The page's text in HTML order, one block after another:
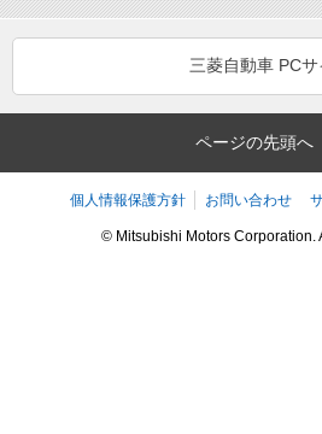
三菱自動車 PCサ
ページの先頭へ
個人情報保護方針 お問い合わせ
© Mitsubishi Motors Corporation.